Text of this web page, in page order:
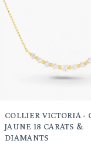
COLLIER VICTORIA -
JAUNE 18 CARATS &
DIAMANTS